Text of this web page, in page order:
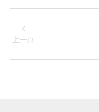
上一頁